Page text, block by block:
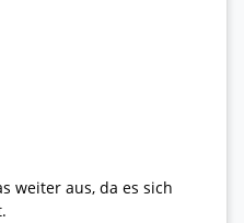
weiter aus, da es sich